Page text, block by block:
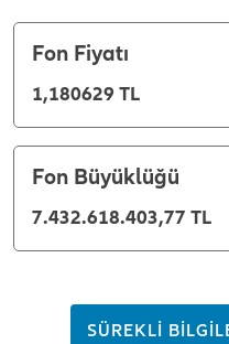
Fon Fiyatı
1,180629 TL
Fon Büyüklüğü
7.432.618.403,77 TL
SÜREKLİ